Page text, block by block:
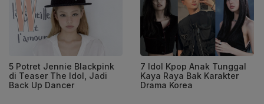
5 Potret Jennie Blackpink
di Teaser The Idol, Jadi
Back Up Dancer
7 Idol Kpop Anak Tunggal
Kaya Raya Bak Karakter
Drama Korea